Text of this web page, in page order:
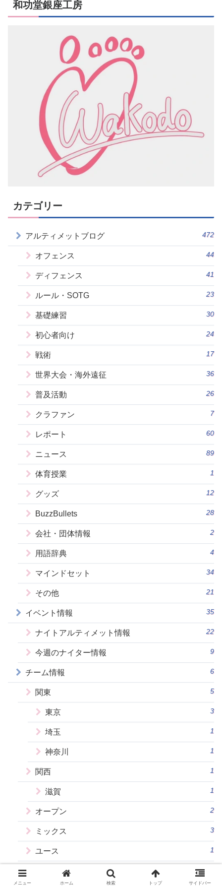
和功堂銀座工房
カテゴリー
アルティメットブログ 472
オフェンス 44
ディフェンス 41
ルール・SOTG 23
基礎練習 30
初心者向け 24
戦術 17
世界大会・海外遠征 36
普及活動 26
クラファン 7
レポート 60
ニュース 89
体育授業 1
グッズ 12
BuzzBullets 28
会社・団体情報 2
用語辞典 4
マインドセット 34
その他 21
イベント情報 35
ナイトアルティメット情報 22
今週のナイター情報 9
チーム情報 6
関東 5
東京 3
埼玉 1
神奈川 1
関西 1
滋賀 1
オープン 2
ミックス 3
ユース 1
初心者歓迎
メニュー ホーム 検索 トップ サイドバー